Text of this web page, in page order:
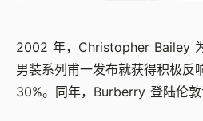
2002 年，Christopher Bailey
男装系列甫一发布就获得积极反
30%。同年，Burberry 登陆伦敦